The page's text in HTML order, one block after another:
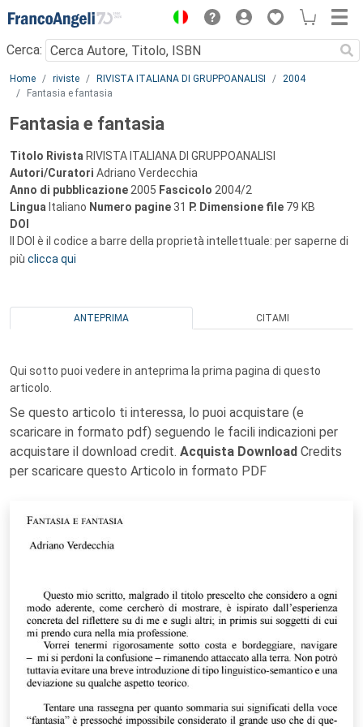
Menu
Cerca:
Main content
Home riviste RIVISTA ITALIANA DI GRUPPOANALISI
2004
Fantasia e fantasia
Fantasia e fantasia
Titolo Rivista RIVISTA ITALIANA DI GRUPPOANALISI
Autori/Curatori Adriano Verdecchia
Anno di pubblicazione 2005 Fascicolo 2004/2
Lingua Italiano Numero pagine 31 P. Dimensione file 79 KB
DOI
Il DOI è il codice a barre della proprietà intellettuale: per saperne di
più clicca qui
ANTEPRIMA CITAMI
Qui sotto puoi vedere in anteprima la prima pagina di questo
articolo.
Se questo articolo ti interessa, lo puoi acquistare (e
scaricare in formato pdf) seguendo le facili indicazioni per
acquistare il download credit. Acquista Download Credits
per scaricare questo Articolo in formato PDF